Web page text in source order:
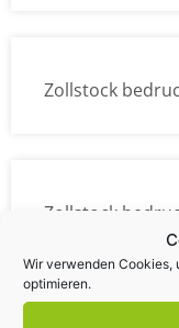
Wir verwenden Cookies,
optimieren.
Zollstock
Zollstock